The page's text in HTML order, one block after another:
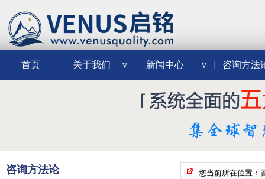
首页 关于我们 v 新闻中心 v 咨询方法
咨询方法论 您当前所在位置：